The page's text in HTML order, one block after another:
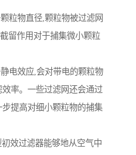
粒物直径,颗粒物被过滤网
留作用对于捕集微小颗粒
电效应,会对带电的颗粒物
率。一些过滤网还会通过
提高对细小颗粒物的捕集
效过滤器能够地从空气中